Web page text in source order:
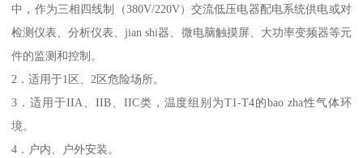
中，作为三相四线制（380V/220V）交流低压电器配电系统供电或对
检测仪表、分析仪表、jian shi器、微电脑触摸屏、大功率变频器等元
件的监测和控制。
2．适用于1区、2区危险场所。
3．适用于IIA、IIB、IIC类，温度组别为T1-T4的bao zha性气体环
境。
4．户内、户外安装。